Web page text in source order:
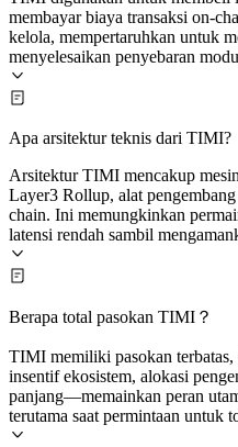
membayar biaya transaksi on-
kelola, mempertaruhkan untuk
menyelesaikan penyebaran
Apa arsitektur teknis dari TIMI?
Arsitektur TIMI mencakup
Layer3 Rollup, alat
chain. Ini memungkinkan
latensi rendah sambil
Berapa total pasokan TIMI？
TIMI memiliki pasokan
insentif ekosistem, alokasi
panjang—memainkan peran
terutama saat permintaan untuk